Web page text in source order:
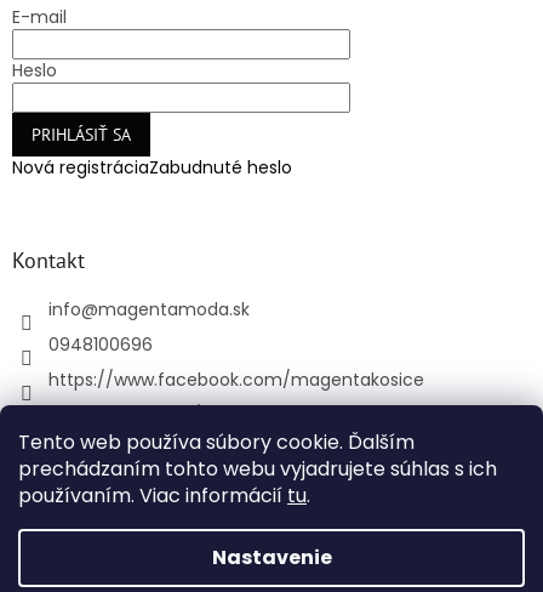
Tento web používa súbory cookie. Ďalším
prechádzaním tohto webu vyjadrujete súhlas s ich
používaním. Viac informácií tu.
Nastavenie
E-mail
Heslo
PRIHLÁSIŤ SA
Nová registráciaZabudnuté heslo
Kontakt
info@magentamoda.sk
0948100696
https://www.facebook.com/magentakosice
+421948100696